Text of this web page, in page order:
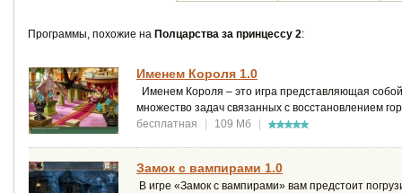
Программы, похожие на Полцарства за принцессу 2:
Именем Короля 1.0
Именем Короля – это игра представляющая
множество задач связанных с восстановлением
бесплатная
| 109 Мб |
Замок с вампирами 1.0
В игре «Замок с вампирами» вам предстоит